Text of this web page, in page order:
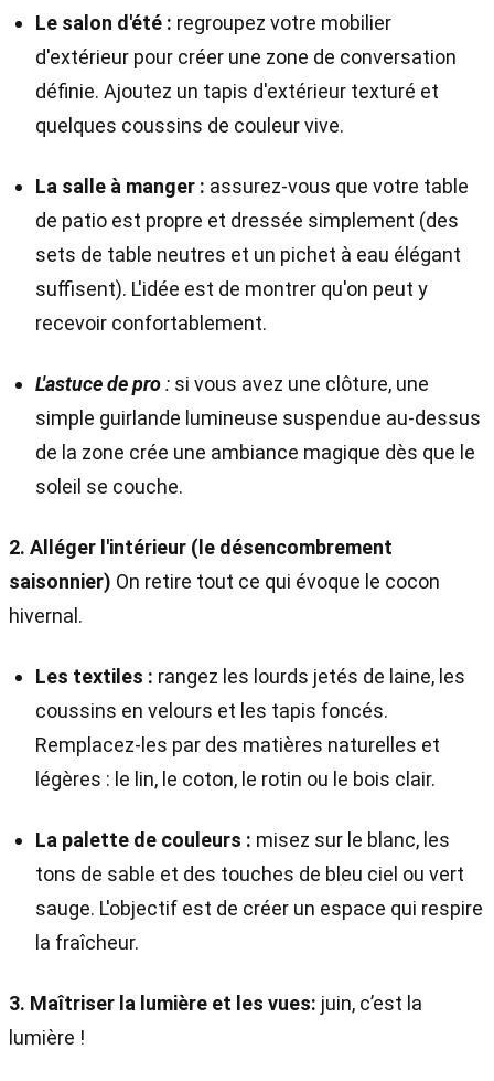
Le salon d'été : regroupez votre mobilier
d'extérieur pour créer une zone de conversation
définie. Ajoutez un tapis d'extérieur texturé et
quelques coussins de couleur vive.
La salle à manger : assurez-vous que votre table
de patio est propre et dressée simplement (des
sets de table neutres et un pichet à eau élégant
suffisent). L'idée est de montrer qu'on peut y
recevoir confortablement.
L'astuce de pro: si vous avez une clôture, une
simple guirlande lumineuse suspendue au-dessus
de la zone crée une ambiance magique dès que le
soleil se couche.
2. Alléger l'intérieur (le désencombrement
saisonnier) On retire tout ce qui évoque le cocon
hivernal.
Les textiles : rangez les lourds jetés de laine, les
coussins en velours et les tapis foncés.
Remplacez-les par des matières naturelles et
légères : le lin, le coton, le rotin ou le bois clair.
La palette de couleurs : misez sur le blanc, les
tons de sable et des touches de bleu ciel ou vert
sauge. L'objectif est de créer un espace qui respire
la fraîcheur.
3. Maîtriser la lumière et les vues: juin, c’est la
lumière !